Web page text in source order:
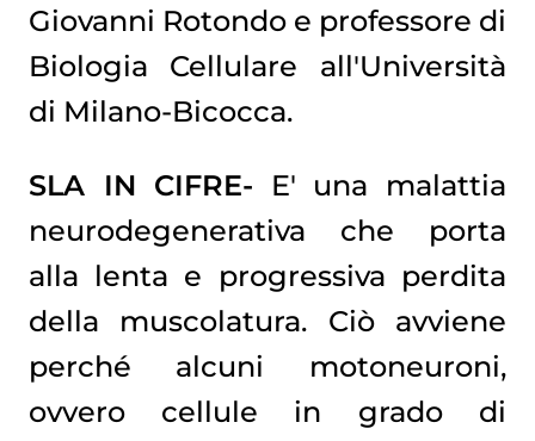
Giovanni Rotondo e professore di
Biologia Cellulare all'Università
di Milano-Bicocca.
SLA IN CIFRE- E' una malattia
neurodegenerativa che porta
alla lenta e progressiva perdita
della muscolatura. Ciò avviene
perché alcuni motoneuroni,
ovvero cellule in grado di